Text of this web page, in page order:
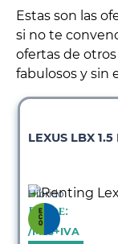
Estas son las
si no te
ofertas de
fabulosos y sin
LEXUS LBX
Híbrido
Desde:
/Mes+IVA